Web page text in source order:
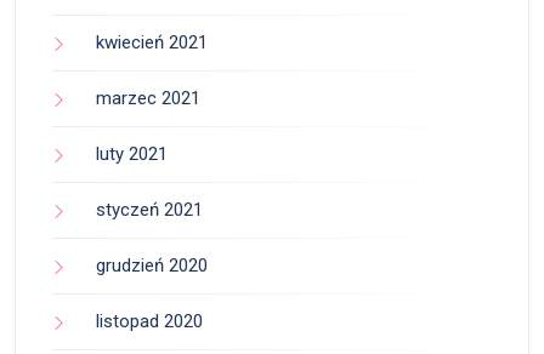
kwiecień 2021
marzec 2021
luty 2021
styczeń 2021
grudzień 2020
listopad 2020